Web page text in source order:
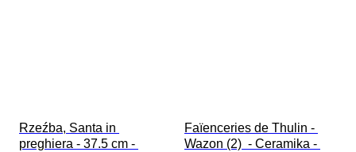
Rzeźba, Santa in
preghiera - 37.5 cm -
Faïenceries de Thulin -
Wazon (2)  - Ceramika -